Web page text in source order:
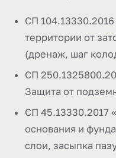
СП
территории от
(дренаж, шаг
СП
Защита от
СП 45.13330.2017
основания и
слои, засыпка